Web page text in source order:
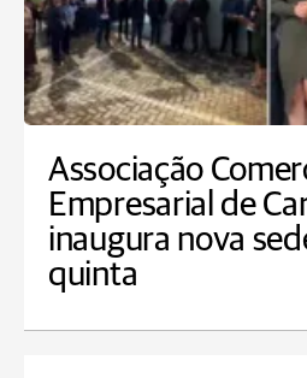
Associação
Empresarial de
inaugura nova
quinta